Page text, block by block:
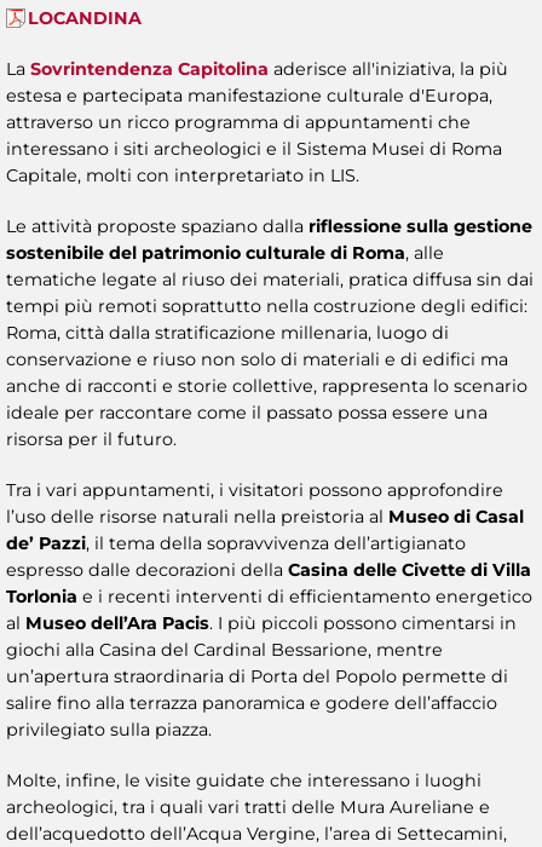
LOCANDINA
La Sovrintendenza Capitolina aderisce all'iniziativa, la più
estesa e partecipata manifestazione culturale d'Europa,
attraverso un ricco programma di appuntamenti che
interessano i siti archeologici e il Sistema Musei di Roma
Capitale, molti con interpretariato in LIS.
Le attività proposte spaziano dalla riflessione sulla gestione
sostenibile del patrimonio culturale di Roma, alle
tematiche legate al riuso dei materiali, pratica diffusa sin dai
tempi più remoti soprattutto nella costruzione degli edifici:
Roma, città dalla stratificazione millenaria, luogo di
conservazione e riuso non solo di materiali e di edifici ma
anche di racconti e storie collettive, rappresenta lo scenario
ideale per raccontare come il passato possa essere una
risorsa per il futuro.
Tra i vari appuntamenti, i visitatori possono approfondire
l’uso delle risorse naturali nella preistoria al Museo di Casal
de’ Pazzi, il tema della sopravvivenza dell’artigianato
espresso dalle decorazioni della Casina delle Civette di Villa
Torlonia e i recenti interventi di efficientamento energetico
al Museo dell’Ara Pacis. I più piccoli possono cimentarsi in
giochi alla Casina del Cardinal Bessarione, mentre
un’apertura straordinaria di Porta del Popolo permette di
salire fino alla terrazza panoramica e godere dell’affaccio
privilegiato sulla piazza.
Molte, infine, le visite guidate che interessano i luoghi
archeologici, tra i quali vari tratti delle Mura Aureliane e
dell’acquedotto dell’Acqua Vergine, l’area di Settecamini,